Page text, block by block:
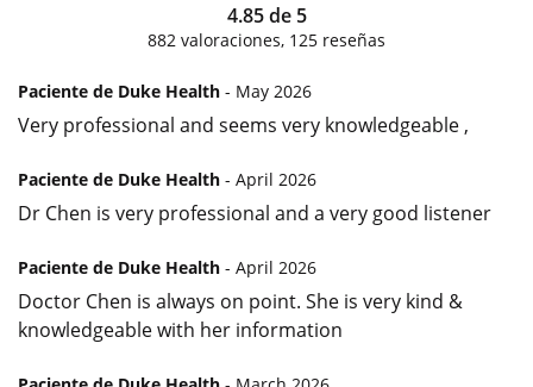
4.85de 5
882 valoraciones, 125 reseñas
Paciente de Duke Health - May 2026
Very professional and seems very knowledgeable ,
Paciente de Duke Health - April 2026
Dr Chen is very professional and a very good listener
Paciente de Duke Health - April 2026
Doctor Chen is always on point. She is very kind &
knowledgeable with her information